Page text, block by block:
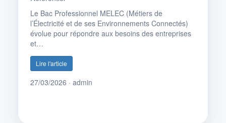
Le Bac Professionnel MELEC (Métiers de
l’Électricité et de ses Environnements Connectés)
évolue pour répondre aux besoins des entreprises
et…
Lire l'article
27/03/2026 · admin